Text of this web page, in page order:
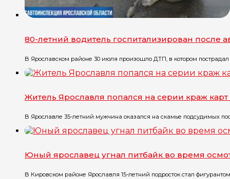
80-летний водитель госпитализирован после
В Ярославском районе 30 июля произошло ДТП, в котором
Житель Ярославля попался на серии краж карт
В Ярославле 35-летний мужчина оказался на скамье подсудимых
Юный ярославец угнал питбайк во время
В Кировском районе Ярославля 15-летний подросток стал фигурантом